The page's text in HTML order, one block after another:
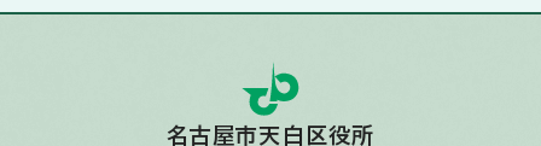
名古屋市天白区役所